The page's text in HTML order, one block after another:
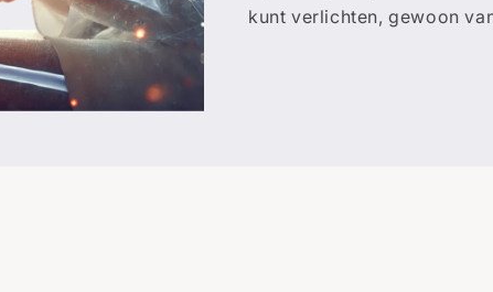
kunt verlichten, gewoon